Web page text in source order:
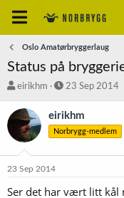
Oslo Amatørbryggerlaug
Status på
T
å
t
eirikhm
S
a
r
t
o
23 Sep 2014
eirikhm
Norbrygg-medlem
23 Sep 2014
Ser det har vært litt kål